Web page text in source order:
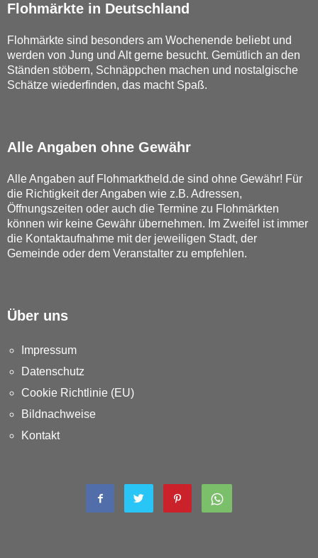
Flohmärkte in Deutschland
Flohmärkte sind besonders am Wochenende beliebt und
werden von Jung und Alt gerne besucht. Gemütlich an den
Ständen stöbern, Schnäppchen machen und nostalgische
Schätze wiederfinden, das macht Spaß.
Alle Angaben ohne Gewähr
Alle Angaben auf Flohmarktheld.de sind ohne Gewähr! Für
die Richtigkeit der Angaben wie z.B. Adressen,
Öffnungszeiten oder auch die Termine zu Flohmärkten
können wir keine Gewähr übernehmen. Im Zweifel ist immer
die Kontaktaufnahme mit der jeweiligen Stadt, der
Gemeinde oder dem Veranstalter zu empfehlen.
Über uns
Impressum
Datenschutz
Cookie Richtlinie (EU)
Bildnachweise
Kontakt